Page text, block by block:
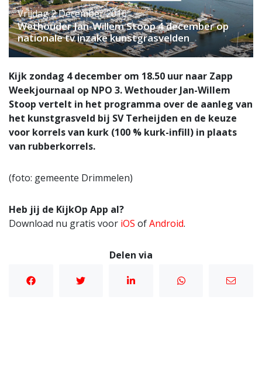
Vrijdag 2 December 2016
Wethouder Jan-Willem Stoop 4 december op
nationale tv inzake kunstgrasvelden
Kijk zondag 4 december om 18.50 uur naar Zapp
Weekjournaal op NPO 3. Wethouder Jan-Willem
Stoop vertelt in het programma over de aanleg van
het kunstgrasveld bij SV Terheijden en de keuze
voor korrels van kurk (100 % kurk-infill) in plaats
van rubberkorrels.
(foto: gemeente Drimmelen)
Heb jij de KijkOp App al?
Download nu gratis voor iOS ofAndroid.
Delen via